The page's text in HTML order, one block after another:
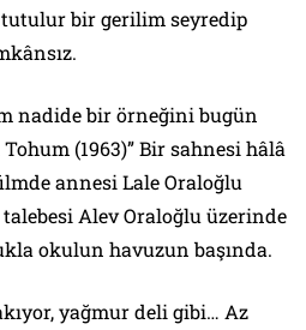
tutulur bir gerilim seyredip
nadide bir örneğini bugün
(1963)” Bir sahnesi hâlâ
annesi Lale Oraloğlu
Alev Oraloğlu üzerinde
okulun havuzun başında.
yağmur deli gibi… Az